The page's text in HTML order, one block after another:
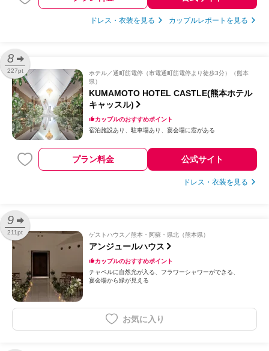
ドレス・衣装を見る カップルレポートを見る
8
227pt ホテル
通町筋電停（市電通町筋電停より徒歩3分）（熊本
県）
KUMAMOTO HOTEL CASTLE(熊本ホテル
キャッスル)
カップルのおすすめポイント
宿泊施設あり
駐車場あり 宴会場に窓がある
プラン料金 公式サイト
ドレス・衣装を見る
9
211pt ゲストハウス 熊本・阿蘇・県北（熊本県）
アンジュールハウス
カップルのおすすめポイント
チャペルに自然光が入る
フラワーシャワーができる
宴会場から緑が見える
お気に入り